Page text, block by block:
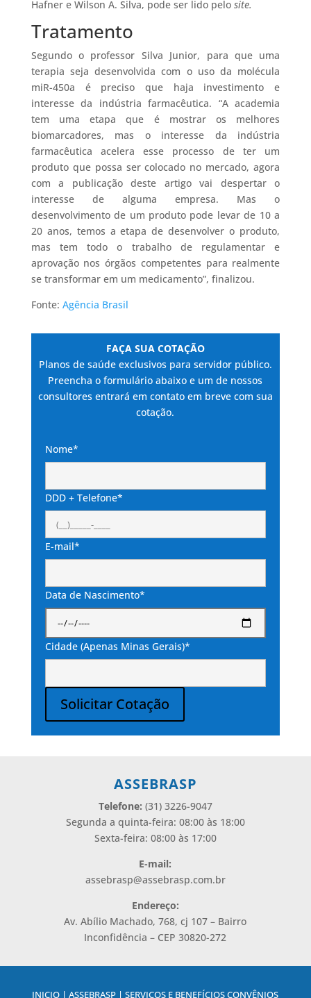
Hafner e Wilson A. Silva, pode ser lido pelo site.
Tratamento
Segundo o professor Silva Junior, para que uma
terapia seja desenvolvida com o uso da molécula
miR-450a é preciso que haja investimento e
interesse da indústria farmacêutica. “A academia
tem uma etapa que é mostrar os melhores
biomarcadores, mas o interesse da indústria
farmacêutica acelera esse processo de ter um
produto que possa ser colocado no mercado, agora
com a publicação deste artigo vai despertar o
interesse de alguma empresa. Mas o
desenvolvimento de um produto pode levar de 10 a
20 anos, temos a etapa de desenvolver o produto,
mas tem todo o trabalho de regulamentar e
aprovação nos órgãos competentes para realmente
se transformar em um medicamento”, finalizou.
Fonte: Agência Brasil
FAÇA SUA COTAÇÃO
Planos de saúde exclusivos para servidor público.
Preencha o formulário abaixo e um de nossos
consultores entrará em contato em breve com sua
cotação.
Nome*
DDD + Telefone*
E-mail*
Data de Nascimento*
Cidade (Apenas Minas Gerais)*
Solicitar Cotação
ASSEBRASP
Telefone: (31) 3226-9047
Segunda a quinta-feira: 08:00 às 18:00
Sexta-feira: 08:00 às 17:00
E-mail:
assebrasp@assebrasp.com.br
Endereço:
Av. Abílio Machado, 768, cj 107 – Bairro
Inconfidência – CEP 30820-272
INICIO | ASSEBRASP | SERVIÇOS E BENEFÍCIOS CONVÊNIOS